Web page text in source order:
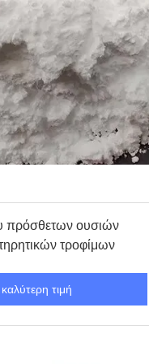
πρόσθετων ουσιών
τροφίμων
τιμή